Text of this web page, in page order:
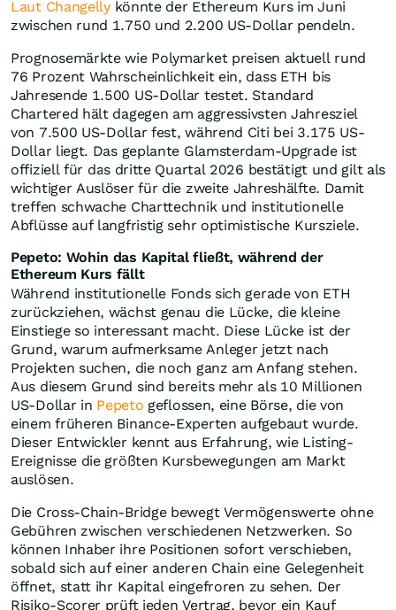
Laut Changellykönnte der Ethereum Kurs im Juni
zwischen rund 1.750 und 2.200 US-Dollar pendeln.
Prognosemärkte wie Polymarket preisen aktuell rund
76 Prozent Wahrscheinlichkeit ein, dass ETH bis
Jahresende 1.500 US-Dollar testet. Standard
Chartered hält dagegen am aggressivsten Jahresziel
von 7.500 US-Dollar fest, während Citi bei 3.175 US-
Dollar liegt. Das geplante Glamsterdam-Upgrade ist
offiziell für das dritte Quartal 2026 bestätigt und gilt als
wichtiger Auslöser für die zweite Jahreshälfte. Damit
treffen schwache Charttechnik und institutionelle
Abflüsse auf langfristig sehr optimistische Kursziele.
Pepeto: Wohin das Kapital fließt, während der
Ethereum Kurs fällt
Während institutionelle Fonds sich gerade von ETH
zurückziehen, wächst genau die Lücke, die kleine
Einstiege so interessant macht. Diese Lücke ist der
Grund, warum aufmerksame Anleger jetzt nach
Projekten suchen, die noch ganz am Anfang stehen.
Aus diesem Grund sind bereits mehr als 10 Millionen
US-Dollar in Pepeto geflossen, eine Börse, die von
einem früheren Binance-Experten aufgebaut wurde.
Dieser Entwickler kennt aus Erfahrung, wie Listing-
Ereignisse die größten Kursbewegungen am Markt
auslösen.
Die Cross-Chain-Bridge bewegt Vermögenswerte ohne
Gebühren zwischen verschiedenen Netzwerken. So
können Inhaber ihre Positionen sofort verschieben,
sobald sich auf einer anderen Chain eine Gelegenheit
öffnet, statt ihr Kapital eingefroren zu sehen. Der
Risiko-Scorer prüft jeden Vertrag, bevor ein Kauf